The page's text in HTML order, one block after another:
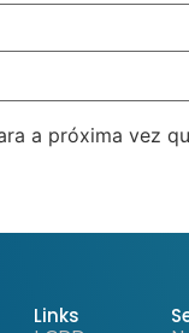
a próxima vez
Links